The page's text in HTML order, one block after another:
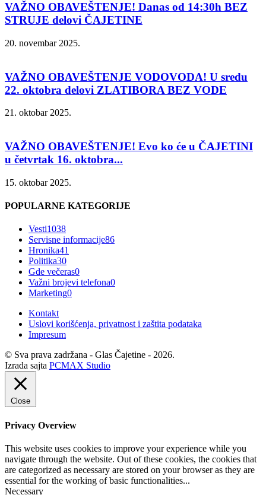
VAŽNO OBAVEŠTENJE! Danas od 14:30h BEZ
STRUJE delovi ČAJETINE
20. novembar 2025.
VAŽNO OBAVEŠTENJE VODOVODA! U sredu
22. oktobra delovi ZLATIBORA BEZ VODE
21. oktobar 2025.
VAŽNO OBAVEŠTENJE! Evo ko će u ČAJETINI
u četvrtak 16. oktobra...
15. oktobar 2025.
POPULARNE KATEGORIJE
Vesti1038
Servisne informacije86
Hronika41
Politika30
Gde večeras0
Važni brojevi telefona0
Marketing0
Kontakt
Uslovi korišćenja, privatnost i zaštita podataka
Impresum
© Sva prava zadržana - Glas Čajetine - 2026.
Izrada sajta PCMAX Studio
Close
Privacy Overview
This website uses cookies to improve your experience while you
navigate through the website. Out of these cookies, the cookies that
are categorized as necessary are stored on your browser as they are
essential for the working of basic functionalities...
Necessary